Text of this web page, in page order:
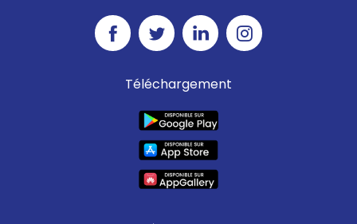
Téléchargement